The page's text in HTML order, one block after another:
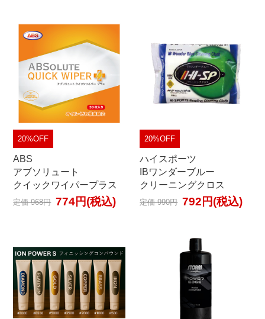
20%OFF
ABS
アブソリュート
クイックワイパープラス
定価 968円 774円(税込)
20%OFF
ハイスポーツ
IBワンダーブルー
クリーニングクロス
定価 990円 792円(税込)